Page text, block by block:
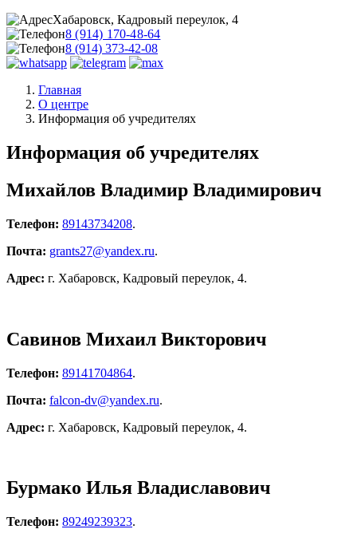
Хабаровск, Кадровый переулок, 4
8 (914) 170-48-64
8 (914) 373-42-08
Главная
О центре
Информация об учредителях
Информация об учредителях
Михайлов Владимир Владимирович
Телефон: 89143734208.
Почта: grants27@yandex.ru.
Адрес: г. Хабаровск, Кадровый переулок, 4.
Савинов Михаил Викторович
Телефон: 89141704864.
Почта: falcon-dv@yandex.ru.
Адрес: г. Хабаровск, Кадровый переулок, 4.
Бурмако Илья Владиславович
Телефон: 89249239323.